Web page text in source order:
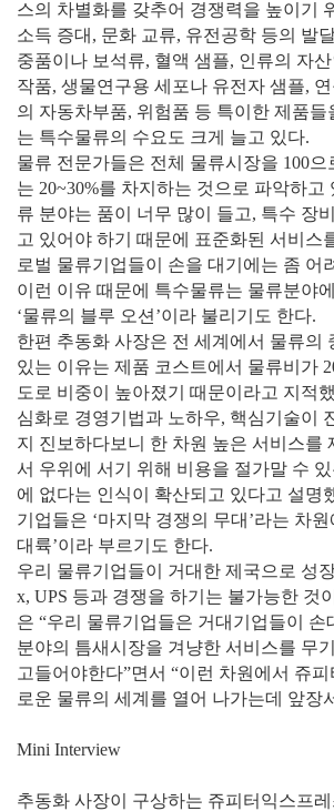
스의 차별화를 갖추어 경쟁력을 높이기
소득 증대, 문화 교류, 유전공학 등의 발
중품이나 보석류, 혈액 샘플, 인류의 자산
작품, 생물연구용 세포나 유전자 샘플,
의 자동차부품, 위험품 등 특이한 제품들
는 특수물류의 수요도 크게 늘고 있다.
물류 전문가들은 전체 물류시장을 100으
는 20~30%를 차지하는 것으로 파악하고
류 분야는 품이 너무 많이 들고, 특수 장
고 있어야 하기 때문에 표준화된 서비스
로벌 물류기업들이 손을 대기에는 좀 어
이런 이유 때문에 특수물류는 물류분야
‘물류의 블루 오션’이라 불리기도 한다.
한편 추동화 사장은 전 세계에서 물류의
있는 이유는 제품 코스트에서 물류비가
도로 비중이 높아졌기 때문이라고 지적
심화로 경영기법과 노하우, 핵심기술이
지 진보하다보니 한 차원 높은 서비스를
서 우위에 서기 위해 비용을 절가말 수
에 없다는 인식이 확산되고 있다고 설명
기업들은 ‘마지막 경쟁의 무대’라는 차원
대륙’이라 부르기도 한다.
우리 물류기업들이 거대한 제국으로 성
x, UPS 등과 경쟁을 하기는 불가능한 것
은 “우리 물류기업들은 거대기업들이 손
분야의 틈새시장을 겨냥한 서비스를 무
고들어야한다”면서 “이런 차원에서 쥬
로운 물류의 세계를 열어 나가는데 앞장
Mini Interview
추동화 사장이 구상하는 쥬피터익스프